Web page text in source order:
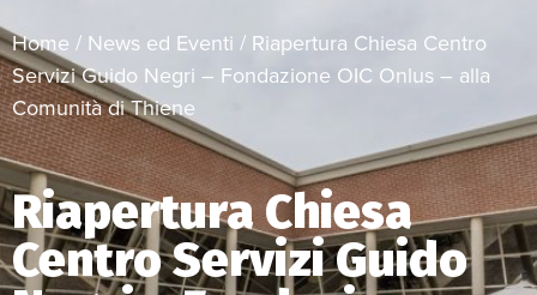
Home / News ed Eventi / Riapertura Chiesa Centro
Servizi Guido Negri – Fondazione OIC Onlus – alla
Comunità di Thiene
Riapertura Chiesa
Centro Servizi Guido